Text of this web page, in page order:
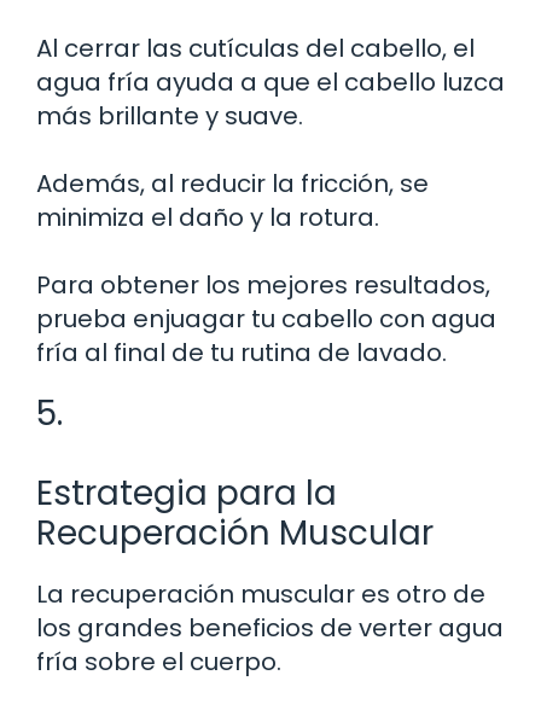
Al cerrar las cutículas del cabello, el
agua fría ayuda a que el cabello luzca
más brillante y suave.
Además, al reducir la fricción, se
minimiza el daño y la rotura.
Para obtener los mejores resultados,
prueba enjuagar tu cabello con agua
fría al final de tu rutina de lavado.
5.
Estrategia para la
Recuperación Muscular
La recuperación muscular es otro de
los grandes beneficios de verter agua
fría sobre el cuerpo.